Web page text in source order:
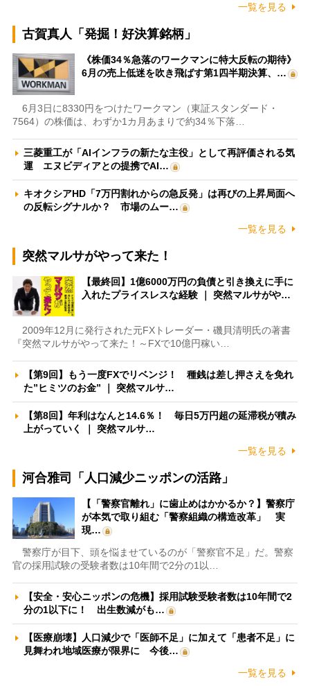
一覧を見る
古賀真人「発掘！好決算銘柄」
《株価34％急落のワークマンに特大反転の期待》
6月の売上低迷を吹き飛ばす第1四半期決算、…
6月3日に8330円をつけたワークマン（東証スタンダード・
7564）の株価は、わずか1カ月あまりで約34％下落…
三菱重工が「AIインフラの新たな主役」として再評価される気
運 エヌビディアとの提携でAI…
キオクシアHD「7万円割れからの急反発」は再びの上昇局面へ
の反転シグナルか？ 市場のムー…
一覧を見る
突然マルサがやって来た！
【最終回】1億6000万円の負債と引き換えに手に
入れたプライスレスな経験 ｜ 突然マルサがや…
2009年12月に発行された元FXトレーダー・磯貝清明氏の著書
『突然マルサがやって来た！～FXで10億円稼い…
【第9回】もう一度FXでリベンジ！ 種銭は差し押さえを免れ
た”ヒミツのお金” ｜ 突然マルサ…
【第8回】年利はなんと14.6％！ 毎日5万円超の延滞税が積み
上がっていく ｜ 突然マルサ…
一覧を見る
河合雅司「人口減少ニッポンの活路」
【「警察官離れ」に歯止めはかかるか？】警察庁
が本気で取り組む「警察組織の構造改革」 実
現…
警察庁が目下、頭を悩ませているのが「警察官不足」だ。警察
官の採用試験の受験者数は10年間で2分の1以…
【安全・安心ニッポンの危機】採用試験受験者数は10年間で2
分の1以下に！ 出生数減がも…
【医療崩壊】人口減少で「医師不足」に加えて「患者不足」に
見舞われ地域医療が限界に 今後…
一覧を見る